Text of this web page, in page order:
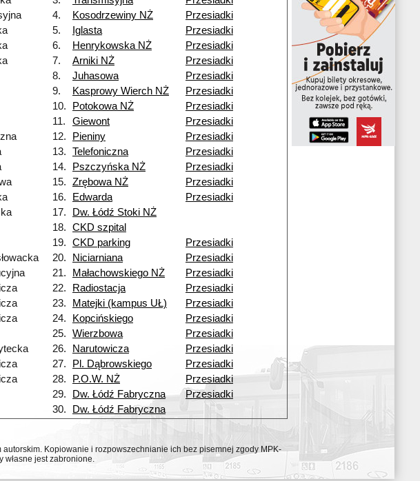
4. Kosodrzewiny NŻ
Przesiadki
5. Iglasta
Przesiadki
6. Henrykowska NŻ
Przesiadki
7. Arniki NŻ
Przesiadki
8. Juhasowa
Przesiadki
9. Kasprowy Wierch NŻ
Przesiadki
10. Potokowa NŻ
Przesiadki
11. Giewont
Przesiadki
12. Pieniny
Przesiadki
13. Telefoniczna
Przesiadki
14. Pszczyńska NŻ
Przesiadki
15. Zrębowa NŻ
Przesiadki
16. Edwarda
Przesiadki
17.
Dw. Łódź Stoki NŻ
18.
CKD szpital
19.
CKD parking
Przesiadki
20. Niciarniana
Przesiadki
21. Małachowskiego NŻ
Przesiadki
22. Radiostacja
Przesiadki
23. Matejki (kampus UŁ)
Przesiadki
24. Kopcińskiego
Przesiadki
25. Wierzbowa
Przesiadki
26. Narutowicza
Przesiadki
27. Pl. Dąbrowskiego
Przesiadki
28. P.O.W. NŻ
Przesiadki
29.
Dw. Łódź Fabryczna
Przesiadki
30.
Dw. Łódź Fabryczna
Kopiowanie i rozpowszechnianie ich bez pisemnej zgody MPK-
własne jest zabronione.